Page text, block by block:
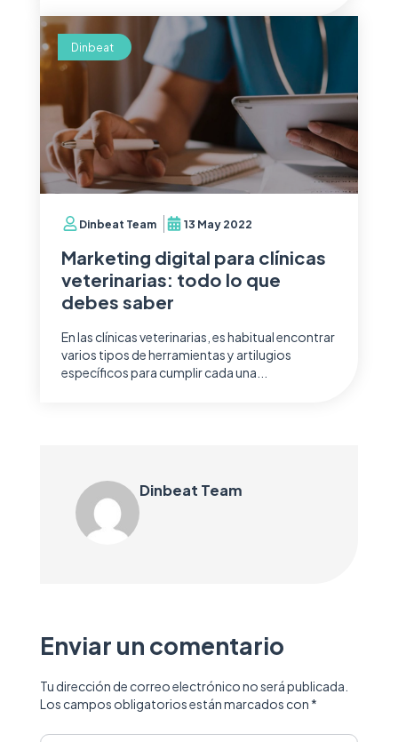
Dinbeat Team 13 May 2022
Marketing digital para clínicas
veterinarias: todo lo que
debes saber
En las clínicas veterinarias, es habitual encontrar
varios tipos de herramientas y artilugios
específicos para cumplir cada una...
Dinbeat
Dinbeat Team
Enviar un comentario
Tu dirección de correo electrónico no será publicada.
Los campos obligatorios están marcados con *